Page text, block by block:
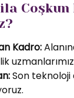
Kadro:
Son